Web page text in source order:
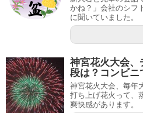
かね？」会社のシフ
に聞いていました。
神宮花火大会、
段は？コンビニ
神宮花火大会、毎年
打ち上げ花火って、
爽快感があります。